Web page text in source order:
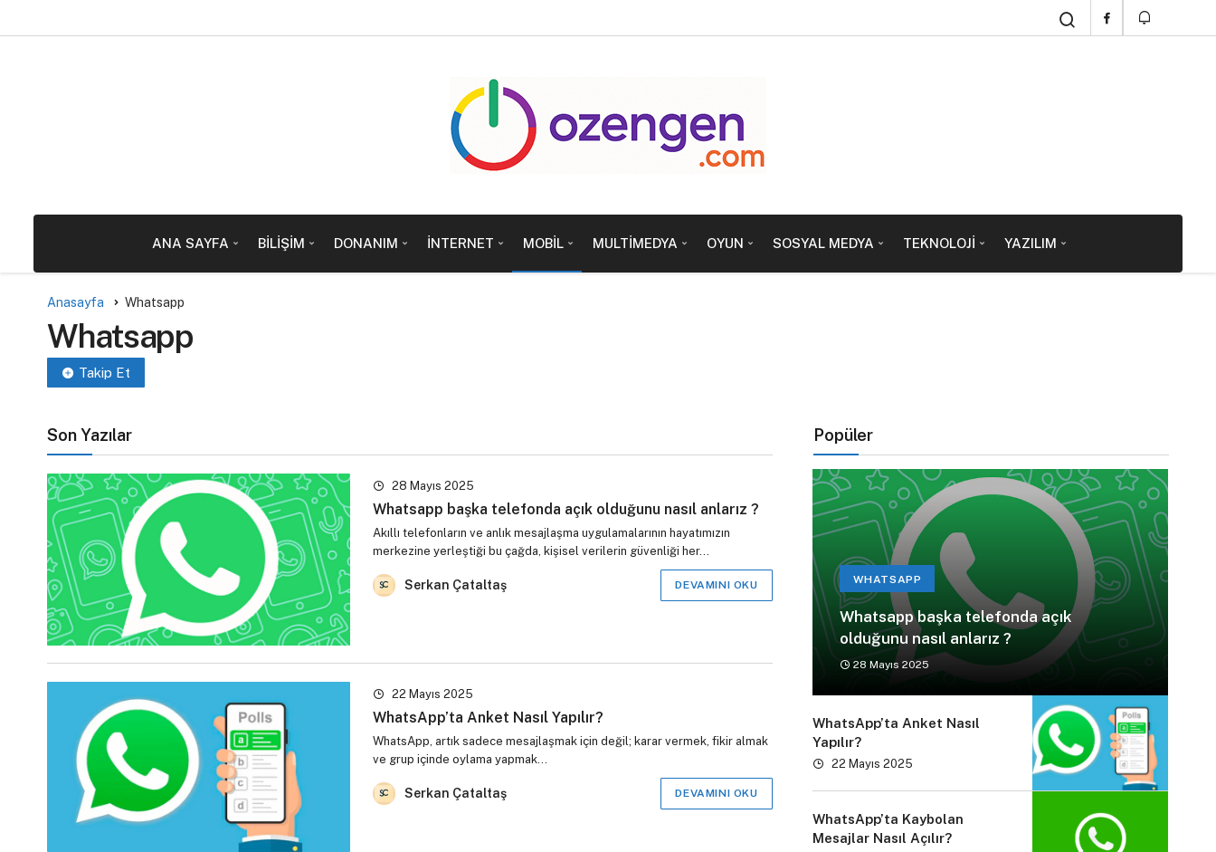
ANA SAYFA BILIŞIM DONANIM İNTERNET MOBIL MULTIMEDYA OYUN SOSYAL MEDYA TEKNOLOJI YAZILIM
Anasayfa Whatsapp
Whatsapp
Takip Et
Son Yazılar
28 Mayıs 2025
Whatsapp başka telefonda açık olduğunu nasıl anlarız ?
Akıllı telefonların ve anlık mesajlaşma uygulamalarının hayatımızın
merkezine yerleştiği bu çağda, kişisel verilerin güvenliği her…
Serkan Çataltaş DEVAMINI OKU
22 Mayıs 2025
WhatsApp’ta Anket Nasıl Yapılır?
WhatsApp, artık sadece mesajlaşmak için değil; karar vermek, fikir almak
ve grup içinde oylama yapmak…
Serkan Çataltaş DEVAMINI OKU
Popüler
WHATSAPP
Whatsapp başka telefonda açık
olduğunu nasıl anlarız ?
28 Mayıs 2025
WhatsApp’ta Anket Nasıl
Yapılır?
22 Mayıs 2025
WhatsApp’ta Kaybolan
Mesajlar Nasıl Açılır?